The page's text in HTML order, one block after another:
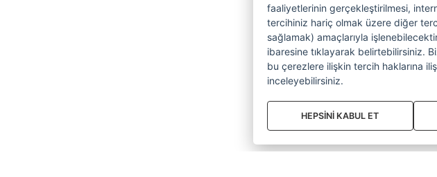
faaliyetlerinin gerçekleştirilmesi,
tercihiniz hariç olmak üzere diğer
sağlamak) amaçlarıyla
ibaresine tıklayarak belirtebilirsiniz.
bu çerezlere ilişkin tercih haklarına
inceleyebilirsiniz.
HEPSİNİ KABUL ET